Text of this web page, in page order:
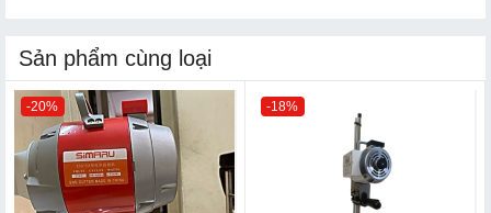
Sản phẩm cùng loại
-20% -18%